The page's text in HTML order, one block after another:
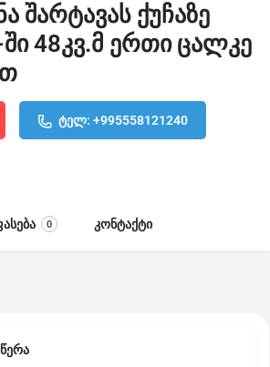
შარტავას ქუჩაზე
ში 48კვ.მ ერთი ცალკე
ტელ: +995558121240
0 კონტაქტი